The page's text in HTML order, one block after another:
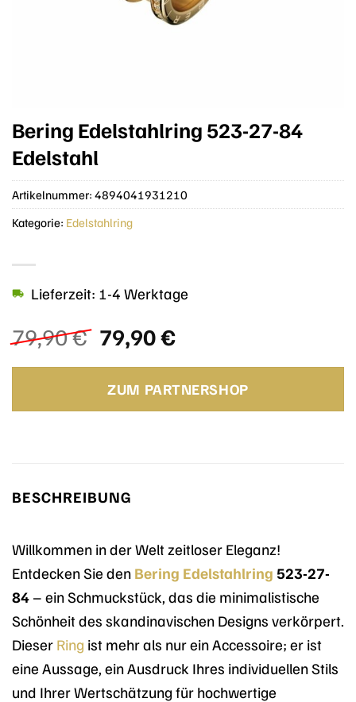
Bering Edelstahlring 523-27-84
Edelstahl
79,90€ Ursprünglicher
Preis
war:
79,90 €
79,90€Aktueller
ist:
79,90 €.
Lieferzeit: 1-4 Werktage
ZUM PARTNERSHOP
Artikelnummer: 4894041931210
Kategorie: Edelstahlring
BESCHREIBUNG
Willkommen in der Welt zeitloser Eleganz!
Entdecken Sie den Bering Edelstahlring 523-27-
84 – ein Schmuckstück, das die minimalistische
Schönheit des skandinavischen Designs verkörpert.
Dieser Ring ist mehr als nur ein Accessoire; er ist
eine Aussage, ein Ausdruck Ihres individuellen Stils
und Ihrer Wertschätzung für hochwertige